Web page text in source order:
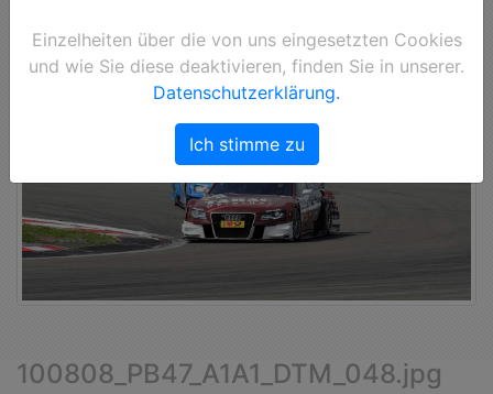
100808_PB47_A1A1_DTM_048.jpg
Einzelheiten über die von uns eingesetzten Cookies
und wie Sie diese deaktivieren, finden Sie in unserer.
Datenschutzerklärung.
Ich stimme zu